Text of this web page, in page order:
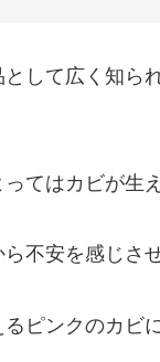
して広く知ら
てはカビが生
不安を感じさ
ピンクのカビ